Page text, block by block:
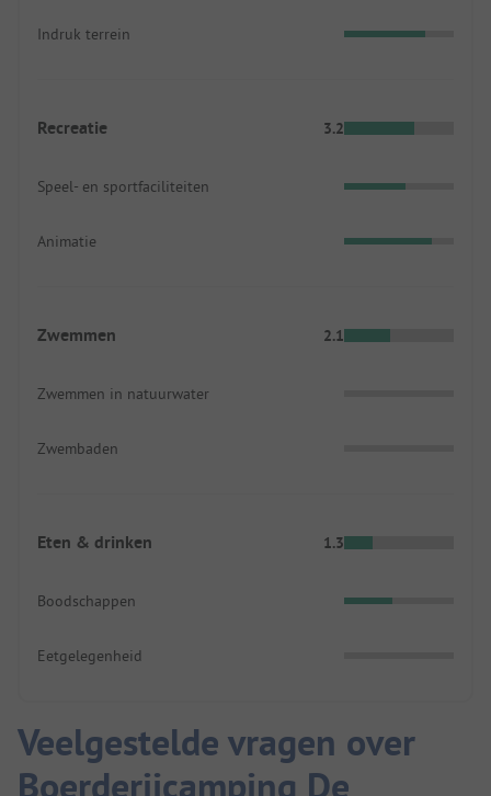
Indruk terrein
Recreatie 3.2
Speel- en sportfaciliteiten
Animatie
Zwemmen 2.1
Zwemmen in natuurwater
Zwembaden
Eten & drinken 1.3
Boodschappen
Eetgelegenheid
Veelgestelde vragen over
Boerderijcamping De